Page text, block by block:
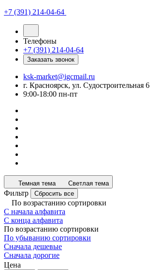
+7 (391) 214-04-64
Телефоны
+7 (391) 214-04-64
Заказать звонок
ksk-market@igcmail.ru
г. Красноярск, ул. Судостроительная 6
9:00-18:00 пн-пт
Темная тема Светлая тема
Фильтр Сбросить все
По возрастанию сортировки
С начала алфавита
С конца алфавита
По возрастанию сортировки
По убыванию сортировки
Сначала дешевые
Сначала дорогие
Цена